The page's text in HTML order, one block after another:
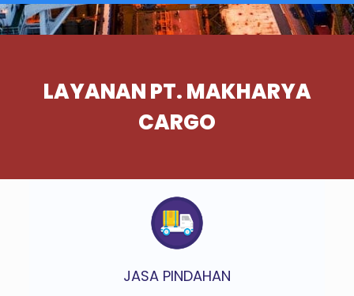
LAYANAN PT. MAKHARYA
CARGO
JASA PINDAHAN